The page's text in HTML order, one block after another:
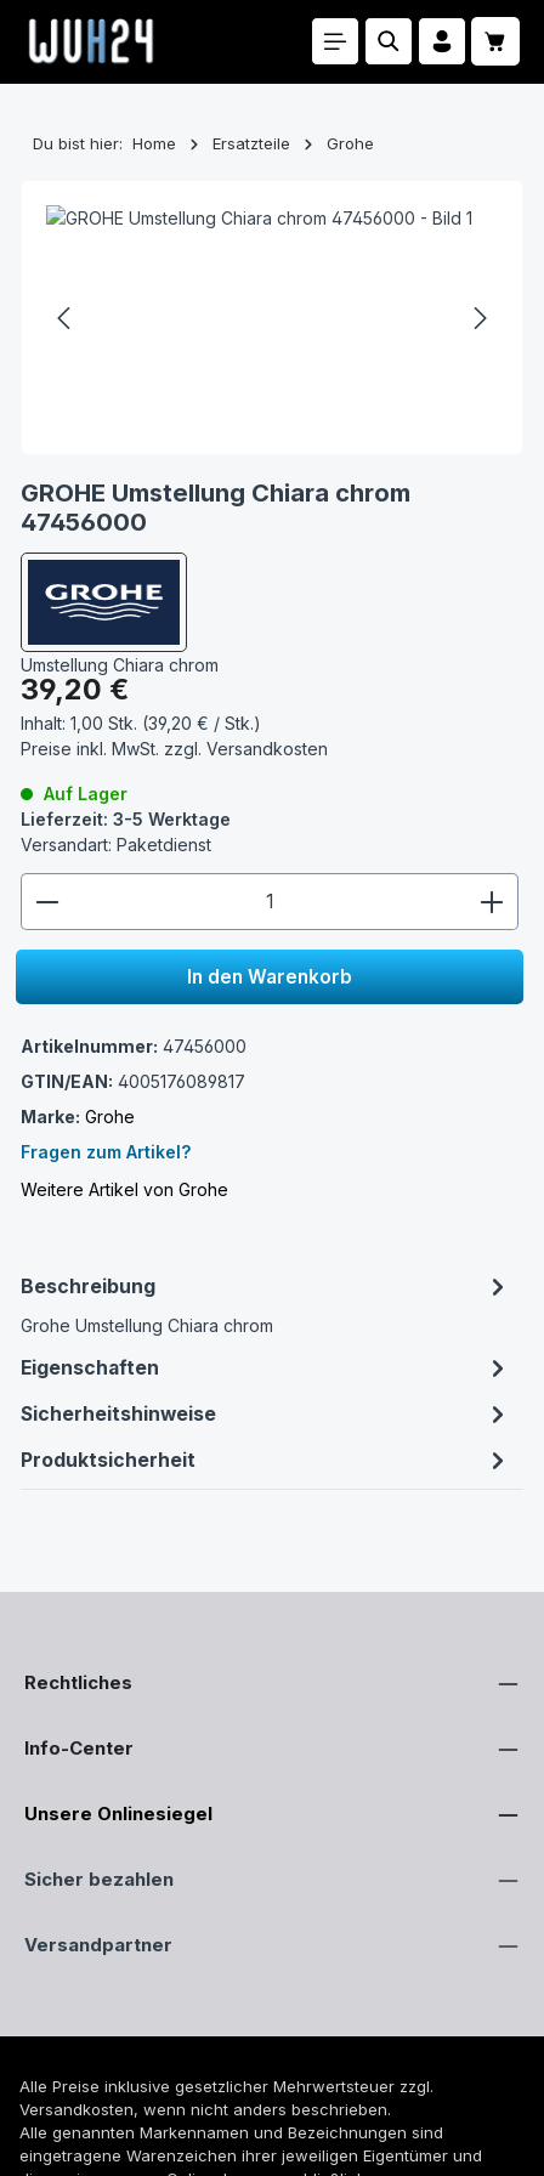
Zum Hauptinhalt springen
Du bist hier: Home Ersatzteile Grohe
GROHE Umstellung Chiara chrom
47456000
Umstellung Chiara chrom
Regulärer Preis:
39,20 €
Inhalt: 1,00 Stk. (39,20 € / Stk.)
Preise inkl. MwSt. zzgl. Versandkosten
Auf Lager
Lieferzeit: 3-5 Werktage
Versandart: Paketdienst
In den Warenkorb
Artikelnummer: 47456000
GTIN/EAN: 4005176089817
Marke: Grohe
Fragen zum Artikel?
Weitere Artikel von Grohe
Beschreibung
Grohe Umstellung Chiara chrom
Eigenschaften
Sicherheitshinweise
Produktsicherheit
Rechtliches
Info-Center
Unsere Onlinesiegel
Sicher bezahlen
Versandpartner
Alle Preise inklusive gesetzlicher Mehrwertsteuer zzgl.
Versandkosten, wenn nicht anders beschrieben.
Alle genannten Markennamen und Bezeichnungen sind
eingetragene Warenzeichen ihrer jeweiligen Eigentümer und